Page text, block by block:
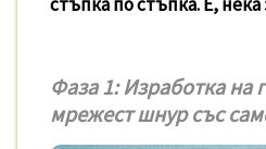
Фаза 1: Изработка на
мрежест шнур със